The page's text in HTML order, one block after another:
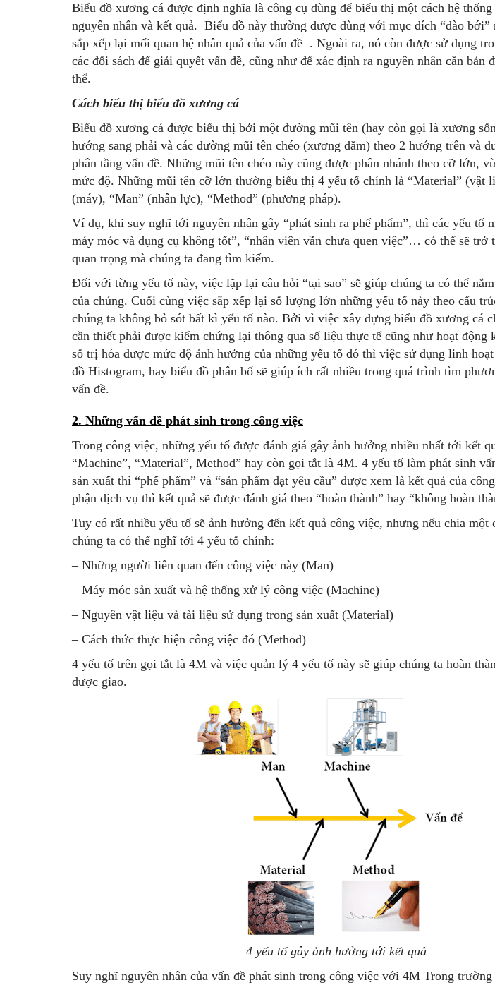
Biểu đồ xương cá được định nghĩa là công cụ dùng để biểu thị một cách hệ
nguyên nhân và kết quả. Biểu đồ này thường được dùng với mục đích “đào bới”
sắp xếp lại mối quan hệ nhân quả của vấn đề . Ngoài ra, nó còn được sử dụng
các đối sách để giải quyết vấn đề, cũng như để xác định ra nguyên nhân căn bản
thể.
Cách biểu thị biểu đồ xương cá
Biểu đồ xương cá được biểu thị bởi một đường mũi tên (hay còn gọi là xương
hướng sang phải và các đường mũi tên chéo (xương dăm) theo 2 hướng trên và
phân tầng vấn đề. Những mũi tên chéo này cũng được phân nhánh theo cỡ lớn,
mức độ. Những mũi tên cỡ lớn thường biểu thị 4 yếu tố chính là “Material” (vật
(máy), “Man” (nhân lực), “Method” (phương pháp).
Ví dụ, khi suy nghĩ tới nguyên nhân gây “phát sinh ra phế phẩm”, thì các yếu tố
máy móc và dụng cụ không tốt”, “nhân viên vẫn chưa quen việc”… có thể sẽ trở
quan trọng mà chúng ta đang tìm kiếm.
Đối với từng yếu tố này, việc lặp lại câu hỏi “tại sao” sẽ giúp chúng ta có thể
của chúng. Cuối cùng việc sắp xếp lại số lượng lớn những yếu tố này theo cấu
chúng ta không bỏ sót bất kì yếu tố nào. Bởi vì việc xây dựng biểu đồ xương cá
cần thiết phải được kiểm chứng lại thông qua số liệu thực tế cũng như hoạt động
số trị hóa được mức độ ảnh hưởng của những yếu tố đó thì việc sử dụng linh
đồ Histogram, hay biểu đồ phân bố sẽ giúp ích rất nhiều trong quá trình tìm
vấn đề.
2. Những vấn đề phát sinh trong công việc
Trong công việc, những yếu tố được đánh giá gây ảnh hưởng nhiều nhất tới kết
“Machine”, “Material”, Method” hay còn gọi tắt là 4M. 4 yếu tố làm phát sinh
sản xuất thì “phế phẩm” và “sản phẩm đạt yêu cầu” được xem là kết quả của
phận dịch vụ thì kết quả sẽ được đánh giá theo “hoàn thành” hay “không hoàn
Tuy có rất nhiều yếu tố sẽ ảnh hưởng đến kết quả công việc, nhưng nếu chia một
chúng ta có thể nghĩ tới 4 yếu tố chính:
– Những người liên quan đến công việc này (Man)
– Máy móc sản xuất và hệ thống xử lý công việc (Machine)
– Nguyên vật liệu và tài liệu sử dụng trong sản xuất (Material)
– Cách thức thực hiện công việc đó (Method)
4 yếu tố trên gọi tắt là 4M và việc quản lý 4 yếu tố này sẽ giúp chúng ta hoàn
được giao.
4 yếu tố gây ảnh hưởng tới kết quả
Suy nghĩ nguyên nhân của vấn đề phát sinh trong công việc với 4M Trong